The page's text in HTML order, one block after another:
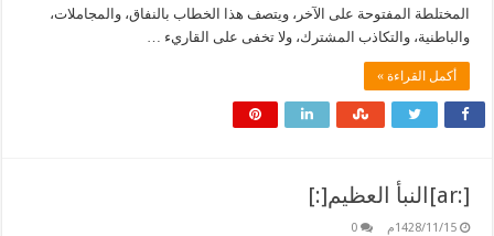
المختلطة المفتوحة على الآخر، ويتصف هذا الخطاب بالنفاق، والمجاملات،
والباطنية، والتكاذب المشترك، ولا تخفى على القاريء …
أكمل القراءة »
[:ar]النبأ العظيم[:]
1428/11/15م 0